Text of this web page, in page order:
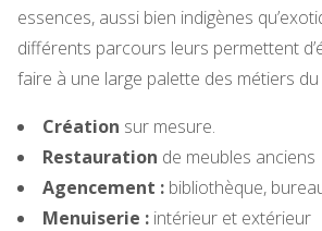
essences, aussi bien indigènes
différents parcours leurs permettent
faire à une large palette des métiers du
Création sur mesure.
Restauration de meubles anciens
Agencement : bibliothèque,
Menuiserie : intérieur et extérieur